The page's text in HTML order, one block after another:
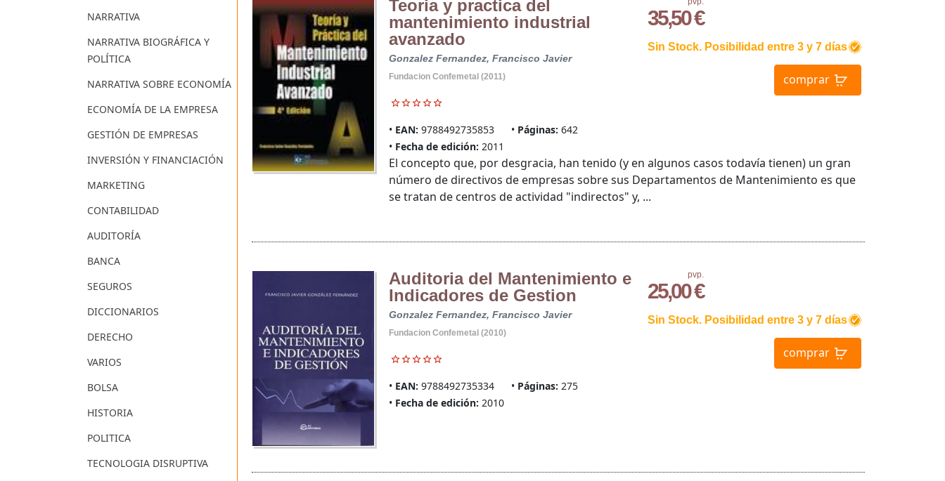
NARRATIVA
NARRATIVA BIOGRÁFICA Y
POLÍTICA
NARRATIVA SOBRE ECONOMÍA
ECONOMÍA DE LA EMPRESA
GESTIÓN DE EMPRESAS
INVERSIÓN Y FINANCIACIÓN
MARKETING
CONTABILIDAD
AUDITORÍA
BANCA
SEGUROS
DICCIONARIOS
DERECHO
VARIOS
BOLSA
HISTORIA
POLITICA
TECNOLOGIA DISRUPTIVA
Teoria y practica del
mantenimiento industrial
avanzado
Gonzalez Fernandez, Francisco Javier
Fundacion Confemetal (2011)
EAN: 9788492735853 Páginas: 642
Fecha de edición: 2011
35,50 €
Sin Stock. Posibilidad entre 3 y 7 días
comprar
El concepto que, por desgracia, han tenido (y en algunos casos todavía tienen) un gran
número de directivos de empresas sobre sus Departamentos de Mantenimiento es que
se tratan de centros de actividad "indirectos" y, ...
Auditoria del Mantenimiento e
Indicadores de Gestion
Gonzalez Fernandez, Francisco Javier
Fundacion Confemetal (2010)
EAN: 9788492735334 Páginas: 275
Fecha de edición: 2010
pvp.
25,00 €
Sin Stock. Posibilidad entre 3 y 7 días
comprar